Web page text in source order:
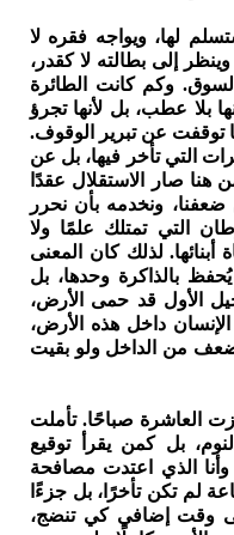
لها، ويواجه فقره لا
إلى بطالته لا كقدر،
وكم كانت الطائرة
بلا عطب، بل لأنها تجرؤ
توقفت عن تبرير الوقوف.
التي تأخر فيها، بل عن
صار الاستقلال عقدًا
ونخدمه بأن نحرر
التي تمتلك علمًا ولا
أبنائها. لذلك كان المعنى
بالذاكرة وحدها، بل
الأول قد حمى الأرض،
الإنسان داخل هذه الأرض،
من الداخل ولو بقيت
العاشرة صباحًا. تأملت
بل كمن يقرأ توقيع
الذي اعتدت مصافحة
لم تكن تأخرًا، بل جزءًا
وقت إضافي كي تنضج،